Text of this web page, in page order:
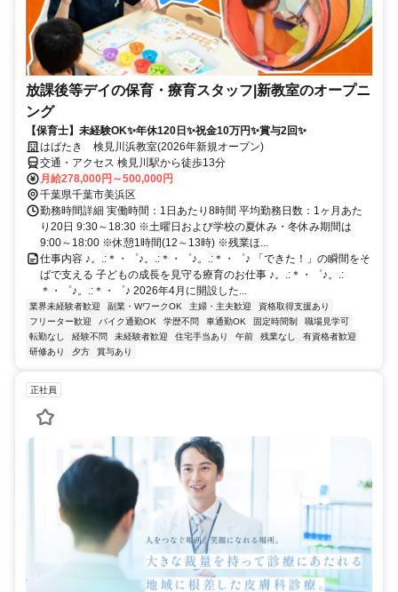
放課後等デイの保育・療育スタッフ|新教室のオープニ
ング
【保育士】未経験OK✨年休120日✨祝金10万円✨賞与2回✨
はばたき 検見川浜教室(2026年新規オープン)
交通・アクセス 検見川駅から徒歩13分
月給278,000円～500,000円
千葉県千葉市美浜区
勤務時間詳細 実働時間：1日あたり8時間 平均勤務日数：1ヶ月あた
り20日 9:30～18:30 ※土曜日および学校の夏休み・冬休み期間は
9:00～18:00 ※休憩1時間(12～13時) ※残業ほ...
仕事内容 ♪。.:＊・゜♪。.:＊・゜♪。.:＊・゜♪ 「できた！」の瞬間をそ
ばで支える 子どもの成長を見守る療育のお仕事 ♪。.:＊・゜♪。.:
＊・゜♪。.:＊・゜♪ 2026年4月に開設した...
業界未経験者歓迎 副業・WワークOK 主婦・主夫歓迎
資格取得支援あり
フリーター歓迎
バイク通勤OK 学歴不問 車通勤OK 固定時間制
職場見学可
転勤なし
経験不問 未経験者歓迎 住宅手当あり 午前 残業なし
有資格者歓迎
研修あり
夕方 賞与あり
正社員